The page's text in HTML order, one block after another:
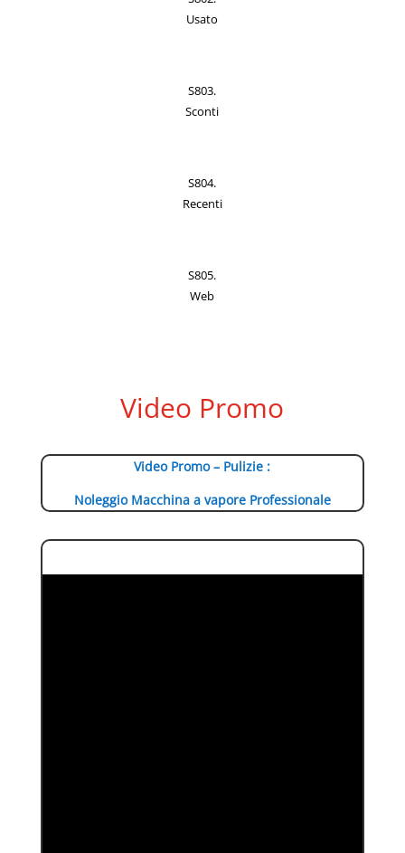
Usato
S803.
Sconti
S804.
Recenti
S805.
Web
Video Promo
Video Promo – Pulizie :
Noleggio Macchina a vapore Professionale